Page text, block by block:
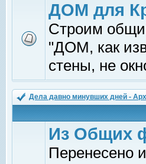
ДОМ для
Строим
"ДОМ, как
стены, не
Дела давно минувших дней -
Из Общих